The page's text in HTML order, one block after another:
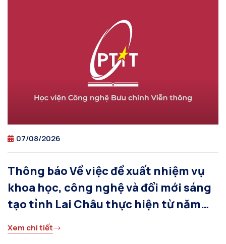
07/08/2026
Thông báo Về việc đề xuất nhiệm vụ
khoa học, công nghệ và đổi mới sáng
tạo tỉnh Lai Châu thực hiện từ năm
Xem chi tiết